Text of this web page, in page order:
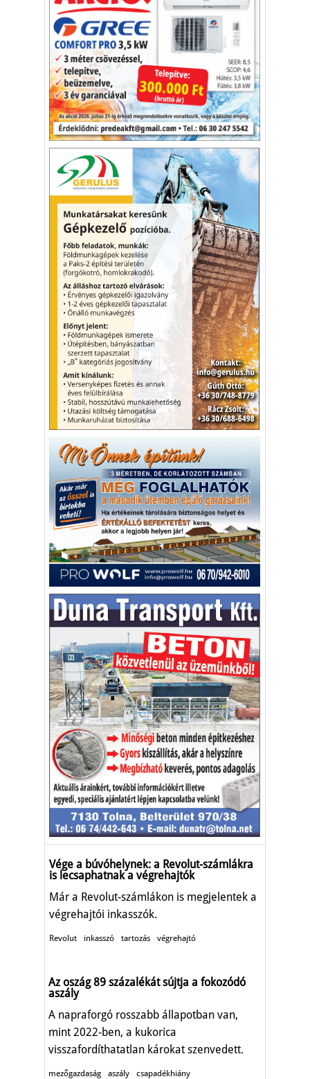
Vége a búvóhelynek: a Revolut-számlákra
is lecsaphatnak a végrehajtók
Már a Revolut-számlákon is megjelentek a
végrehajtói inkasszók.
Revolut inkasszó tartozás végrehajtó
Az oszág 89 százalékát sújtja a fokozódó
aszály
A napraforgó rosszabb állapotban van,
mint 2022-ben, a kukorica
visszafordíthatatlan károkat szenvedett.
mezőgazdaság aszály csapadékhiány